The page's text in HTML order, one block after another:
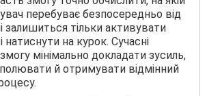
перебуває безпосередньо від
залишиться тільки активувати
натиснути на курок. Сучасні
мінімально докладати зусиль,
й отримувати відмінний